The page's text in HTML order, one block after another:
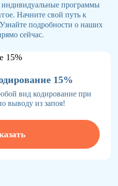
индивидуальные программы
Начните свой путь к
подробности о наших
сейчас.
15%
вид кодирование при
выводу из запоя!